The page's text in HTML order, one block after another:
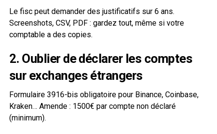
Le fisc peut demander des justificatifs sur 6 ans.
Screenshots, CSV, PDF : gardez tout, même si votre
comptable a des copies.
2. Oublier de déclarer les comptes
sur exchanges étrangers
Formulaire 3916-bis obligatoire pour Binance, Coinbase,
Kraken… Amende : 1500€ par compte non déclaré
(minimum).